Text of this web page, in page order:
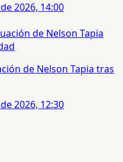
2026, 14:00
de Nelson Tapia tras
2026, 12:30